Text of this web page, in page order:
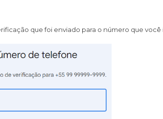
que foi enviado para o número que